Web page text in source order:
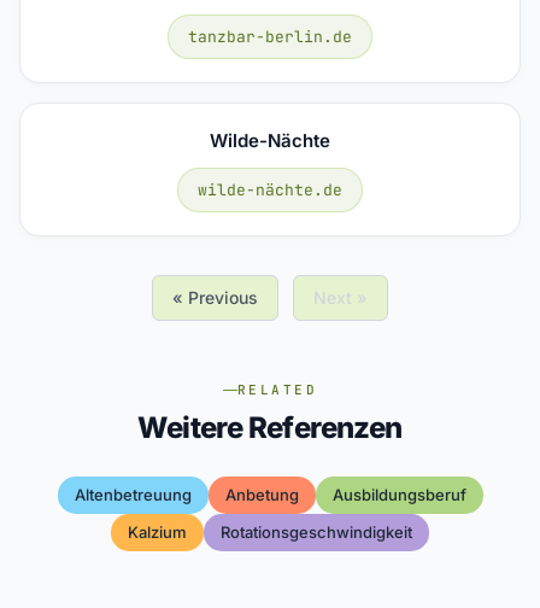
tanzbar-berlin.de
Wilde-Nächte
wilde-nächte.de
« Previous Next »
RELATED
Weitere Referenzen
Altenbetreuung Anbetung
Ausbildungsberuf
Kalzium
Rotationsgeschwindigkeit